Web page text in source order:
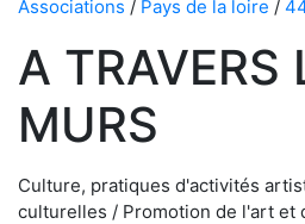
Associations / Pays de la loire /
A TRAVERS
MURS
Culture, pratiques d'activités
culturelles / Promotion de l'art et